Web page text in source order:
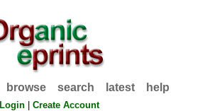
browse search latest help
Login |Create Account